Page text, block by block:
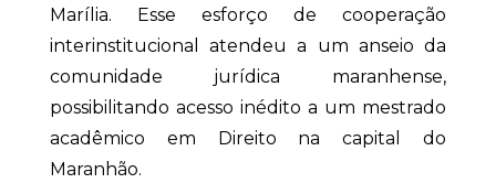
Marília. Esse esforço de cooperação
interinstitucional atendeu a um anseio da
comunidade jurídica maranhense,
possibilitando acesso inédito a um mestrado
acadêmico em Direito na capital do
Maranhão.